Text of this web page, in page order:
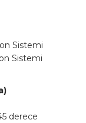
Sistemi
Sistemi
derece